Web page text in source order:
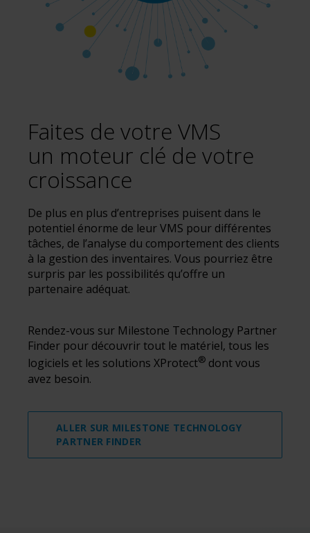
Faites de votre VMS
un moteur clé de votre
croissance
De plus en plus d’entreprises puisent dans le
potentiel énorme de leur VMS pour différentes
tâches, de l’analyse du comportement des clients
à la gestion des inventaires. Vous pourriez être
surpris par les possibilités qu’offre un
partenaire adéquat.
Rendez-vous sur Milestone Technology Partner
Finder pour découvrir tout le matériel, tous les
logiciels et les solutions XProtect® dont vous
avez besoin.
ALLER SUR MILESTONE TECHNOLOGY
PARTNER FINDER